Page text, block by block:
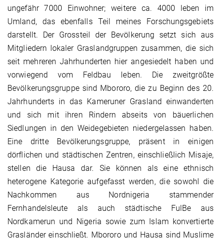
ungefähr 7000 Einwohner; weitere ca. 4000 leben im
Umland, das ebenfalls Teil meines Forschungsgebiets
darstellt. Der Grossteil der Bevölkerung setzt sich aus
Mitgliedern lokaler Graslandgruppen zusammen, die sich
seit mehreren Jahrhunderten hier angesiedelt haben und
vorwiegend vom Feldbau leben. Die zweitgrößte
Bevölkerungsgruppe sind Mbororo, die zu Beginn des 20.
Jahrhunderts in das Kameruner Grasland einwanderten
und sich mit ihren Rindern abseits von bäuerlichen
Siedlungen in den Weidegebieten niedergelassen haben.
Eine dritte Bevölkerungsgruppe, präsent in einigen
dörflichen und städtischen Zentren, einschließlich Misaje,
stellen die Hausa dar. Sie können als eine ethnisch
heterogene Kategorie aufgefasst werden, die sowohl die
Nachkommen aus Nordnigeria stammender
Fernhandelsleute als auch städtische FulBe aus
Nordkamerun und Nigeria sowie zum Islam konvertierte
Grasländer einschließt. Mbororo und Hausa sind Muslime